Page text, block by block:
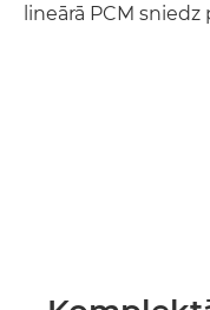
lineārā PCM